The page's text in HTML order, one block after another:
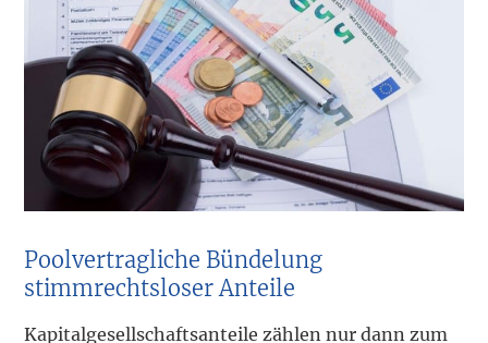
Poolvertragliche Bündelung
stimmrechtsloser Anteile
Kapitalgesellschaftsanteile zählen nur dann zum